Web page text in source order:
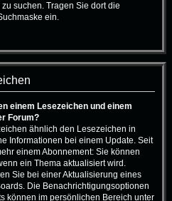
suchen. Tragen Sie dort die
ein.
einem Lesezeichen und einem
Forum?
ähnlich den Lesezeichen in
Informationen bei einem Update. Seit
einem Abonnement: Sie können
ein Thema aktualisiert wird.
Sie bei einer Aktualisierung eines
Die Benachrichtigungsoptionen
können im persönlichen Bereich unter